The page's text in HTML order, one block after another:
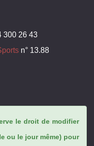
300 26 43
n° 13.88
le droit de modifier
ou le jour même) pour